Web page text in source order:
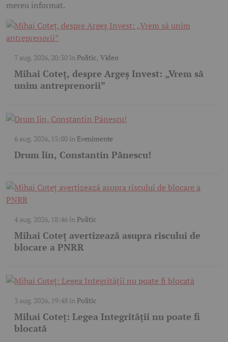
mereu informat.
7 aug. 2026, 20:30în Politic, Video
Mihai Coteț, despre Argeș Invest: „Vrem să
unim antreprenorii”
6 aug. 2026, 15:00în Evenimente
Drum lin, Constantin Pănescu!
4 aug. 2026, 18:46în Politic
Mihai Coteț avertizează asupra riscului de
blocare a PNRR
3 aug. 2026, 19:48în Politic
Mihai Coteț: Legea Integrității nu poate fi
blocată